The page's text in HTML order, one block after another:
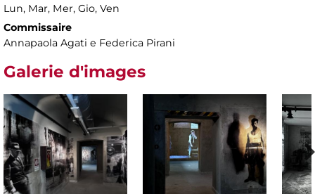
Lun, Mar, Mer, Gio, Ven
Commissaire
Annapaola Agati e Federica Pirani
Galerie d'images